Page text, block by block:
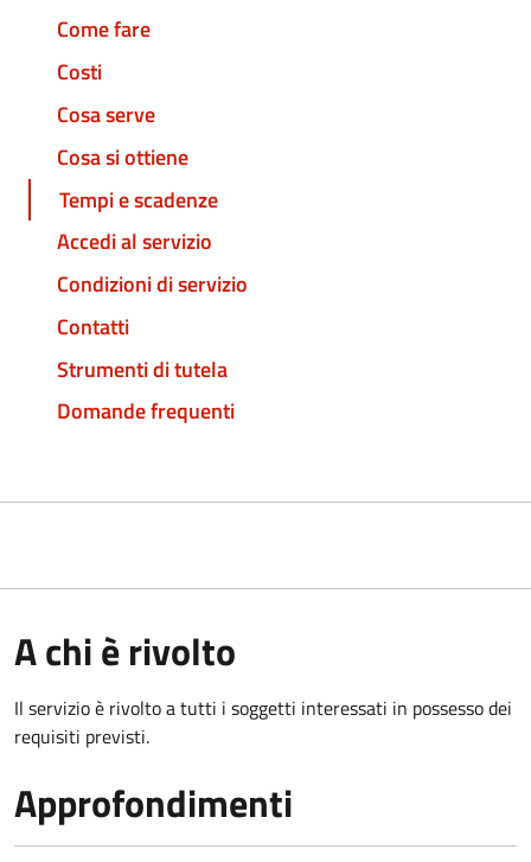
Come fare
Costi
Cosa serve
Cosa si ottiene
Tempi e scadenze
Accedi al servizio
Condizioni di servizio
Contatti
Strumenti di tutela
Domande frequenti
A chi è rivolto
Il servizio è rivolto a tutti i soggetti interessati in possesso dei
requisiti previsti.
Approfondimenti